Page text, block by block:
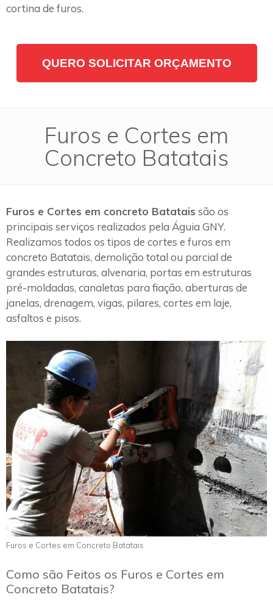
cortina de furos.
QUERO SOLICITAR ORÇAMENTO
Furos e Cortes em
Concreto Batatais
Furos e Cortes em concreto Batatais são os
principais serviços realizados pela Águia GNY.
Realizamos todos os tipos de cortes e furos em
concreto Batatais, demolição total ou parcial de
grandes estruturas, alvenaria, portas em estruturas
pré-moldadas, canaletas para fiação, aberturas de
janelas, drenagem, vigas, pilares, cortes em laje,
asfaltos e pisos.
Furos e Cortes em Concreto Batatais
Como são Feitos os Furos e Cortes em
Concreto Batatais?